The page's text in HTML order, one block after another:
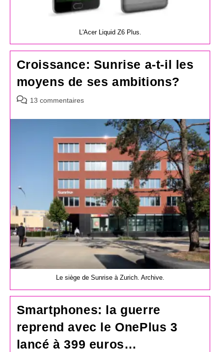
L'Acer Liquid Z6 Plus.
Croissance: Sunrise a-t-il les
moyens de ses ambitions?
Commentaires
la
13 commentaires
Le siège de Sunrise à Zurich. Archive.
Smartphones: la guerre
reprend avec le OnePlus 3
lancé à 399 euros…